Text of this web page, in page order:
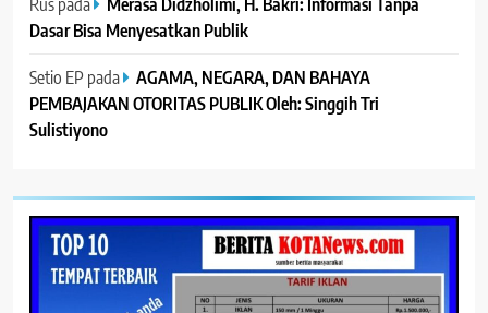
Dasar Bisa Menyesatkan Publik
Setio EP pada
AGAMA, NEGARA, DAN BAHAYA
PEMBAJAKAN OTORITAS PUBLIK Oleh: Singgih Tri
Sulistiyono